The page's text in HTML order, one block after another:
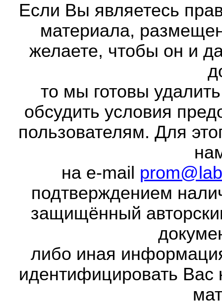
Если Вы являетесь
материала,
желаете, чтобы он и
то мы готовы
обсудить условия
пользователям. Для
на e-mail
подтверждением
защищённый
либо иная
идентифицировать Вас